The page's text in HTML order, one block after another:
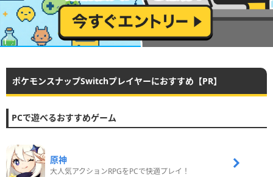
ポケモンスナップSwitchプレイヤーにおすすめ【PR】
PCで遊べるおすすめゲーム
原神
大人気アクションRPGをPCで快適プレイ！